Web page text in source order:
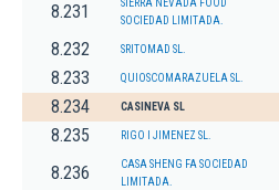
8.231
SIERRA NEVADA FOOD
SOCIEDAD LIMITADA.
8.232 SRITOMAD SL.
8.233 QUIOSCOMARAZUELA SL.
8.234 CASINEVA SL
8.235 RIGO I JIMENEZ SL.
8.236
CASA SHENG FA SOCIEDAD
LIMITADA.